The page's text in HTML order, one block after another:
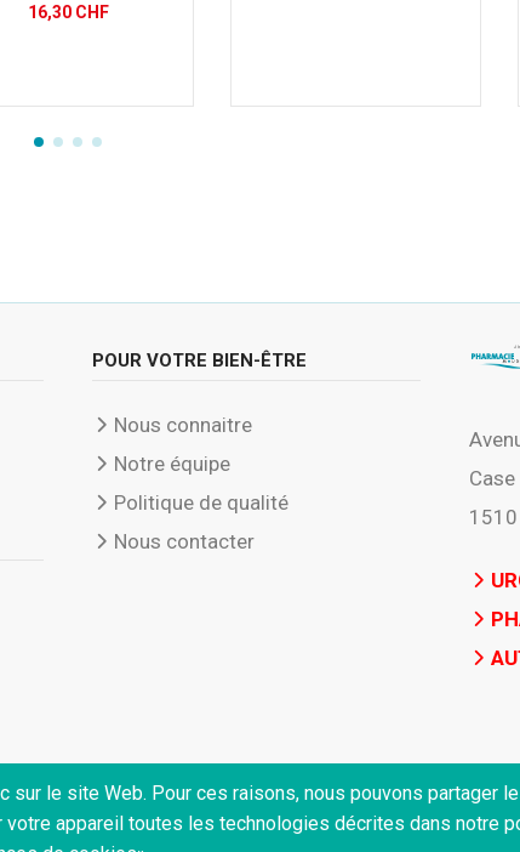
16,30 CHF
POUR VOTRE BIEN-ÊTRE
Nous connaitre
Notre équipe
Politique de qualité
Nous contacter
1510
le site Web. Pour ces raisons, nous pouvons partager
appareil toutes les technologies décrites dans notre